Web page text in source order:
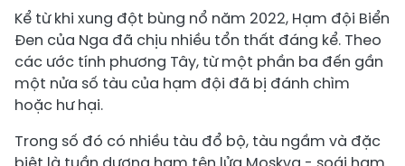
Kể từ khi xung đột bùng nổ năm 2022, Hạm đội Biển
Đen của Nga đã chịu nhiều tổn thất đáng kể. Theo
các ước tính phương Tây, từ một phần ba đến gần
một nửa số tàu của hạm đội đã bị đánh chìm
hoặc hư hại.
Trong số đó có nhiều tàu đổ bộ, tàu ngầm và đặc